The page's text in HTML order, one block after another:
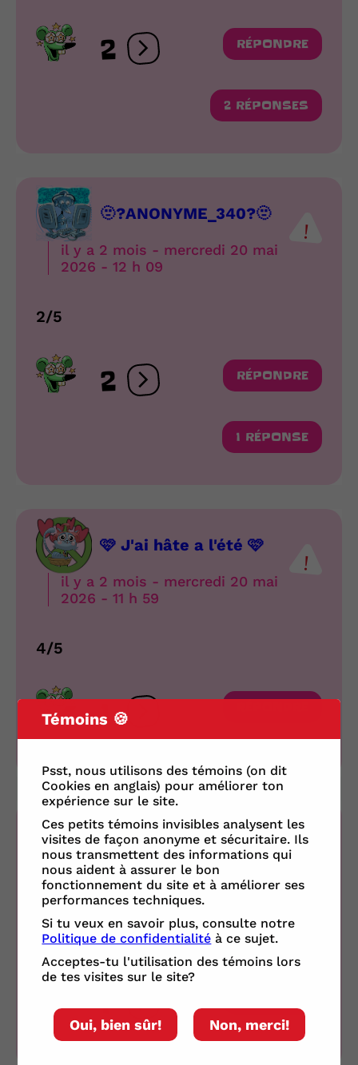
2 Ouvrir les réactions
RÉPONDRE
2 RÉPONSES
🫥?ANONYME_340?🫥
il y a 2 mois - mercredi 20 mai
2026 - 12 h 09
2/5
2 Ouvrir les réactions
RÉPONDRE
1 RÉPONSE
🩷 J'ai hâte a l'été 🩷
il y a 2 mois - mercredi 20 mai
2026 - 11 h 59
4/5
1
ferrari 458
il y a 2 mois - mercredi 20 mai
2026 - 11 h 57
Oui j'ai réussi d'avoir 5/5
1 Ouvrir les réactions
Témoins 🍪
Psst, nous utilisons des témoins (on dit
Cookies en anglais) pour améliorer ton
expérience sur le site.
Ces petits témoins invisibles analysent les
visites de façon anonyme et sécuritaire. Ils
nous transmettent des informations qui
nous aident à assurer le bon
fonctionnement du site et à améliorer ses
performances techniques.
Si tu veux en savoir plus, consulte notre
Politique de confidentialité à ce sujet.
Acceptes-tu l'utilisation des témoins lors
de tes visites sur le site?
Oui, bien sûr! Non, merci!